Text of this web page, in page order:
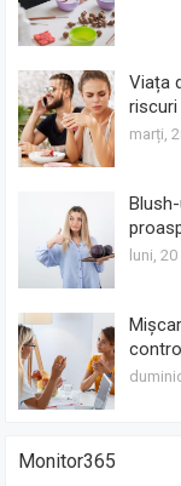
Viața
marți,
luni,
Monitor365